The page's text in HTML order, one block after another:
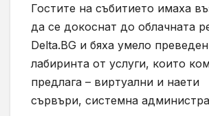
Гостите на събитието имаха
да се докоснат до облачната
Delta.BG и бяха умело
лабиринта от услуги, които
предлага – виртуални и наети
сървъри, системна